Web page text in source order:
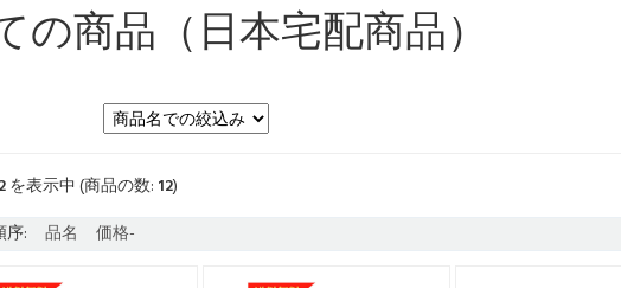
の商品（日本宅配商品）
を表示中 (商品の数: 12)
序:
品名 価格-